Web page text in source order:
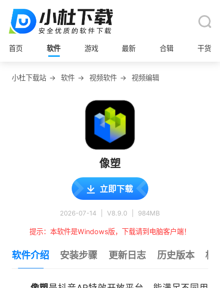
首页 软件 游戏 最新 合辑 干货
小杜下载站 → 软件 → 视频软件 → 视频编辑
像塑
立即下载
2026-07-14 V8.9.0 984MB
提示：本软件是Windows版，下载请到电脑客户端！
软件介绍 安装步骤 更新日志 历史版本 相